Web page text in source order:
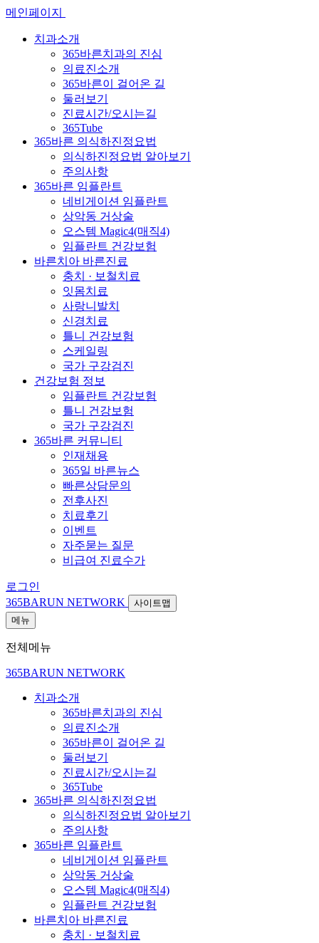
메인페이지
치과소개
365바른치과의 진심
의료진소개
365바른이 걸어온 길
둘러보기
진료시간/오시는길
365Tube
365바른 의식하진정요법
의식하진정요법 알아보기
주의사항
365바른 임플란트
네비게이션 임플란트
상악동 거상술
오스템 Magic4(매직4)
임플란트 건강보험
바른치아 바른진료
충치 · 보철치료
잇몸치료
사랑니발치
신경치료
틀니 건강보험
스케일링
국가 구강검진
건강보험 정보
임플란트 건강보험
틀니 건강보험
국가 구강검진
365바른 커뮤니티
인재채용
365일 바른뉴스
빠른상담문의
전후사진
치료후기
이벤트
자주묻는 질문
비급여 진료수가
로그인
365BARUN NETWORK
사이트맵
메뉴
전체메뉴
365BARUN NETWORK
치과소개
365바른치과의 진심
의료진소개
365바른이 걸어온 길
둘러보기
진료시간/오시는길
365Tube
365바른 의식하진정요법
의식하진정요법 알아보기
주의사항
365바른 임플란트
네비게이션 임플란트
상악동 거상술
오스템 Magic4(매직4)
임플란트 건강보험
바른치아 바른진료
충치 · 보철치료